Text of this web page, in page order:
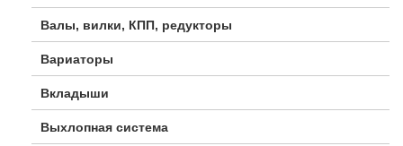
Валы, вилки, КПП, редукторы
Вариаторы
Вкладыши
Выхлопная система